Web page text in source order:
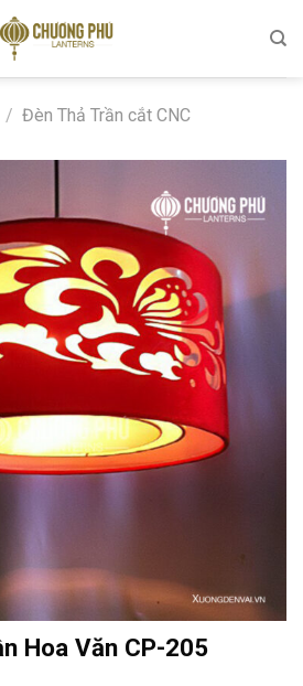
/ Đèn Thả Trần cắt CNC
Hoa Văn CP-205